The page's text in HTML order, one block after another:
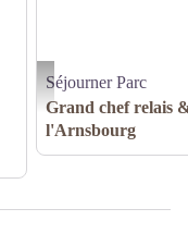
Arnsbourg
Séjourner Parc
Grand chef relais
l'Arnsbourg